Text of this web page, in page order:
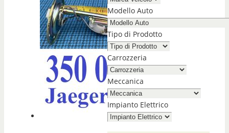
Modello Auto
Tipo di Prodotto
Carrozzeria
Meccanica
Impianto Elettrico